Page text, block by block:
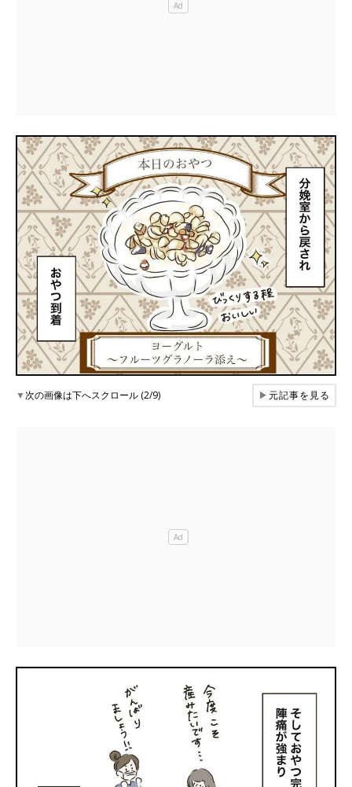
▼次の画像は下へスクロール (2/9) ▶元記事を見る